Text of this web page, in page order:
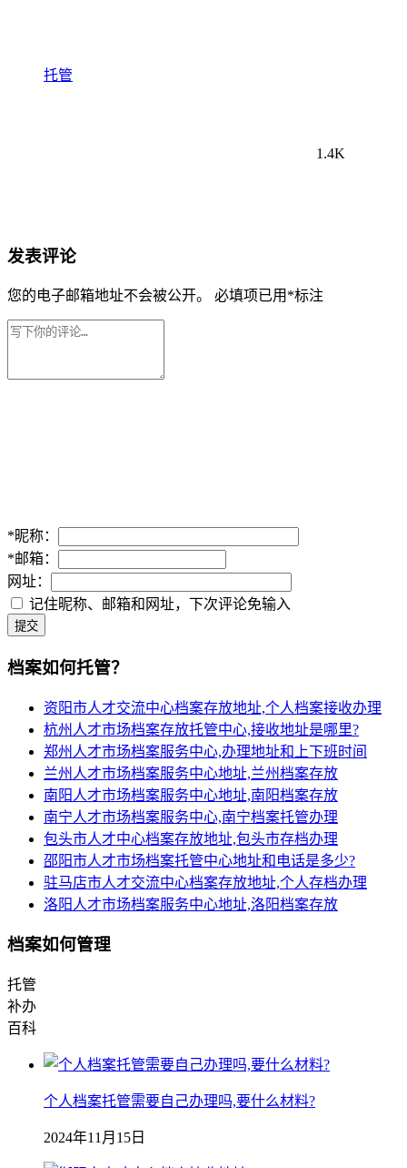
托管
1.4K
发表评论
您的电子邮箱地址不会被公开。 必填项已用 *标注
*昵称：
*邮箱：
网址：
记住昵称、邮箱和网址，下次评论免输入
提交
档案如何托管？
资阳市人才交流中心档案存放地址,个人档案接收办理
杭州人才市场档案存放托管中心,接收地址是哪里?
郑州人才市场档案服务中心,办理地址和上下班时间
兰州人才市场档案服务中心地址,兰州档案存放
南阳人才市场档案服务中心地址,南阳档案存放
南宁人才市场档案服务中心,南宁档案托管办理
包头市人才中心档案存放地址,包头市存档办理
邵阳市人才市场档案托管中心地址和电话是多少?
驻马店市人才交流中心档案存放地址,个人存档办理
洛阳人才市场档案服务中心地址,洛阳档案存放
档案如何管理
托管
补办
百科
个人档案托管需要自己办理吗,要什么材料?
2024年11月15日